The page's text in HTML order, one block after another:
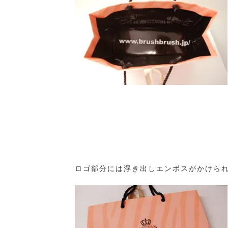
ロゴ部分には浮き出しエンボスがかけら